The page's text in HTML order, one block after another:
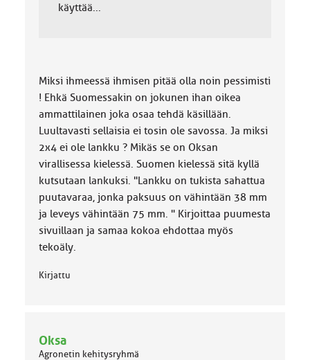
käyttää...
Miksi ihmeessä ihmisen pitää olla noin pessimisti
! Ehkä Suomessakin on jokunen ihan oikea
ammattilainen joka osaa tehdä käsillään.
Luultavasti sellaisia ei tosin ole savossa. Ja miksi
2x4 ei ole lankku ? Mikäs se on Oksan
virallisessa kielessä. Suomen kielessä sitä kyllä
kutsutaan lankuksi. "Lankku on tukista sahattua
puutavaraa, jonka paksuus on vähintään 38 mm
ja leveys vähintään 75 mm. " Kirjoittaa puumesta
sivuillaan ja samaa kokoa ehdottaa myös
tekoäly.
Kirjattu
Oksa
Agronetin kehitysryhmä